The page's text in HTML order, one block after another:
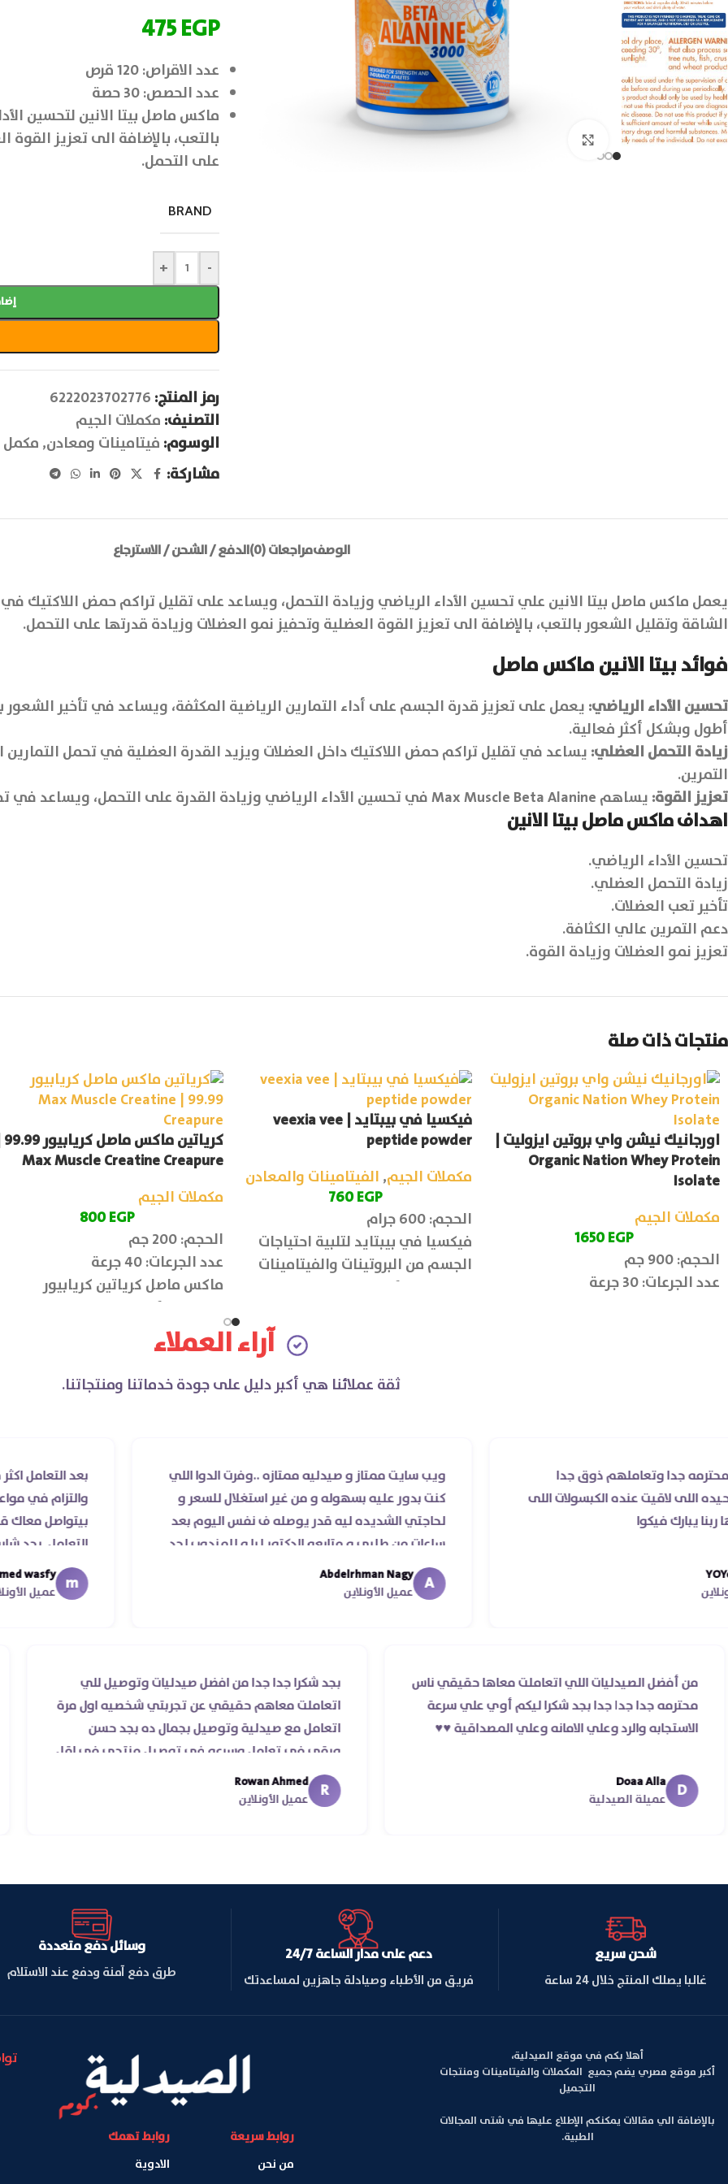
475EGP
عدد الاقراص: 120 قرص
عدد الحصص: 30 حصة
ماكس ماصل بيتا الانين لتحسين
بالتعب، بالإضافة الى تعزيز
على التحمل.
BRAND
-
+
رمز المنتج: 6222023702776
التصنيف: مكملات الجيم
الوسوم: فيتامينات ومعادن, مكمل
مشاركة:
الوصفمراجعات (0) الدفع / الشحن / الاسترجاع
يعمل ماكس ماصل بيتا الانين علي تحسين الأداء الرياضي وزيادة التحمل، ويساعد على تقليل تراكم حمض اللاكتيك في
الشاقة وتقليل الشعور بالتعب، بالإضافة الى تعزيز القوة العضلية وتحفيز نمو العضلات وزيادة قدرتها على التحمل.
فوائد بيتا الانين ماكس ماصل
تحسين الأداء الرياضي: يعمل على تعزيز قدرة الجسم على أداء التمارين الرياضية المكثفة، ويساعد في تأخير الشعور
أطول وبشكل أكثر فعالية.
زيادة التحمل العضلي: يساعد في تقليل تراكم حمض اللاكتيك داخل العضلات ويزيد القدرة العضلية في تحمل التمارين
التمرين.
تعزيز القوة: يساهم Max Muscle Beta Alanine في تحسين الأداء الرياضي وزيادة القدرة على التحمل، ويساعد في تحفيز نمو العضلات وزيادة قوتها.
اهداف ماكس ماصل بيتا الانين
تحسين الأداء الرياضي.
زيادة التحمل العضلي.
تأخير تعب العضلات.
دعم التمرين عالي الكثافة.
تعزيز نمو العضلات وزيادة القوة.
منتجات ذات صلة
اورجانيك نيشن واي بروتين ايزوليت |
Organic Nation Whey Protein
Isolate
مكملات الجيم
1650EGP
الحجم: 900 جم
عدد الجرعات: 30 جرعة
فيكسيا في بيبتايد | veexia vee
peptide powder
مكملات الجيم, الفيتامينات والمعادن
760EGP
الحجم: 600 جرام
فيكسيا في بيبتايد لتلبية احتياجات
الجسم من البروتينات والفيتامينات
والمعادن الأساسية على مدار اليوم.
كرياتين
Max Muscle Creatine Creapure
مكملات الجيم
800EGP
الحجم: 200 جم
عدد الجرعات: 40 جرعة
ماكس ماصل كرياتين كريابيور
لتحسين الأداء وزيادة القدرة على
التمرن لفترات أطول بكفاءة عالية،
ويعمل على تقوية العضلات وتسريع
عملية البناء العضلي.
آراء العملاء
ثقة عملائنا هي أكبر دليل على جودة خدماتنا ومنتجاتنا.
وتعاملهم ذوق جدا
عنده الكبسولات اللى
فيكوا
ويب سايت ممتاز و صيدليه ممتازه ..وفرت الدوا اللي
كنت بدور عليه بسهوله و من غير استغلال للسعر و
لحاجتي الشديده ليه قدر يوصله ف نفس اليوم بعد
ساعات من طلبي و متابعه الدكتور ليا و للمندوب لحد
ما استلمت بالرغم من انتهاء موعد عمله ..فضل يتابع
معايا لحد ما استلمت ..شكرا جزيلا ليكم
Abdelrhman Nagy
عميل الأونلاين
بعد التعامل اكثر من مرة
والتزام في مواعيد الشحن
بيتواصل معاك قمة
التعامل. بجد شابووو 👏‏
mohamed wasfy
عميل الأونلاين
من أفضل الصيدليات اللي اتعاملت معاها حقيقي ناس
محترمه جدا جدا جدا بجد شكرا ليكم أوي علي سرعة
الاستجابه والرد وعلي الامانه وعلي المصداقية ♥️♥️‏
D
عميلة الصيدلية
بجد شكرا جدا جدا من افضل صيدليات وتوصيل للي
اتعاملت معاهم حقيقي عن تجربتي شخصيه اول مرة
اتعامل مع صيدلية وتوصيل بجمال ده بجد حسن
ورقي في تعامل وسرعه في توصيل منتجي في اقل
من يومين من اسكندرية للقاهره ..
R
Rowan Ahmed
عميل الأونلاين
شحن سريع
غالبا يصلك المنتج خلال 24 ساعة
دعم على مدار الساعة 24/7
فريق من الأطباء وصيادلة جاهزين لمساعدتك
وسائل دفع متعددة
طرق دفع آمنة ودفع عند الاستلام
أهلا بكم في موقع الصيدلية،
أكبر موقع مصري يضم جميع المكملات والفيتامينات ومنتجات
التجميل
بالإضافة الي مقالات يمكنكم الإطلاع عليها في شتى المجالات
الطبية.
روابط سريعة
من نحن
روابط تهمك
الادوية